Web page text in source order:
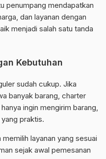
penumpang mendapatkan
dan layanan dengan
menjadi salah satu tanda
Kebutuhan
sudah cukup. Jika
banyak barang, charter
ingin mengirim barang,
praktis.
layanan yang sesuai
sejak awal pemesanan